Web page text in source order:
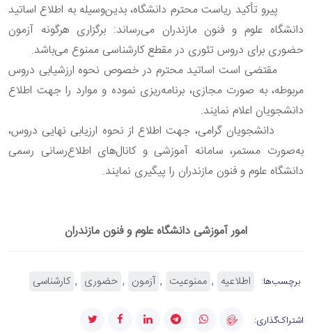
پیرو تأکید ریاست محترم دانشگاه، بدین‌وسیله به اطلاع اساتید
دانشگاه علوم و فنون مازندران می‌رساند: برگزاری هرگونه آزمون
حضوری برای دروس تئوری در مقطع کارشناسی ممنوع می‌باشد.
مقتضی است اساتید محترم در خصوص نحوه ارزشیابی دروس
مربوطه، به صورت مجازی، برنامه‌ریزی نموده و موارد را جهت اطلاع
دانشجویان اعلام نمایند.
دانشجویان گرامی، جهت اطلاع از نحوه ارزیابی نهایی دروس،
به‌صورت مستمر، سامانه آموزشی و کانال‌های اطلاع‌رسانی رسمی
دانشگاه علوم و فنون مازندران را پیگیری نمایند.
امور آموزشی دانشگاه علوم و فنون مازندران
برچسب‌ها: اطلاعیه ممنوعیت آزمون حضوری کارشناسی
اشتراک‌گذاری: